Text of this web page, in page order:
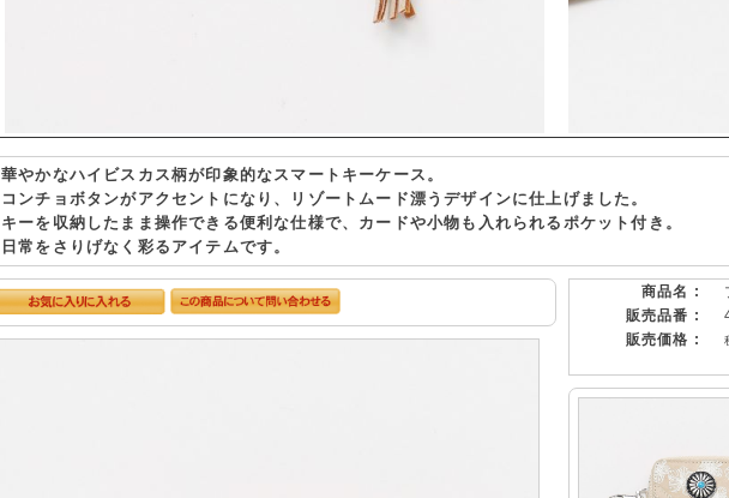
華やかなハイビスカス柄が印象的なスマートキーケース。
コンチョボタンがアクセントになり、リゾートムード漂うデザインに仕上げました。
キーを収納したまま操作できる便利な仕様で、カードや小物も入れられるポケット付き。
日常をさりげなく彩るアイテムです。
商品名 :
販売品番 :
販売価格 :